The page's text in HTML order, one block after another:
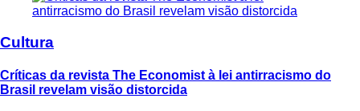
Cultura
Críticas da revista The Economist à lei antirracismo do
Brasil revelam visão distorcida